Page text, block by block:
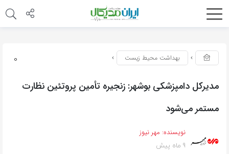
0 بهداشت محیط زیست
مدیرکل دامپزشکی بوشهر: زنجیره تأمین پروتئین نظارت
مستمر می‌شود
نویسنده: مهر نیوز
9 ماه پیش